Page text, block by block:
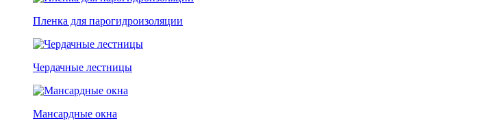
Пленка для парогидроизоляции
Чердачные лестницы
Мансардные окна